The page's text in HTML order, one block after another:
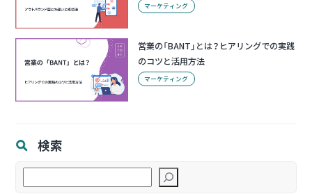
マーケティング
営業の「BANT」とは？ヒアリングでの実践
のコツと活用方法
マーケティング
検索
検
索